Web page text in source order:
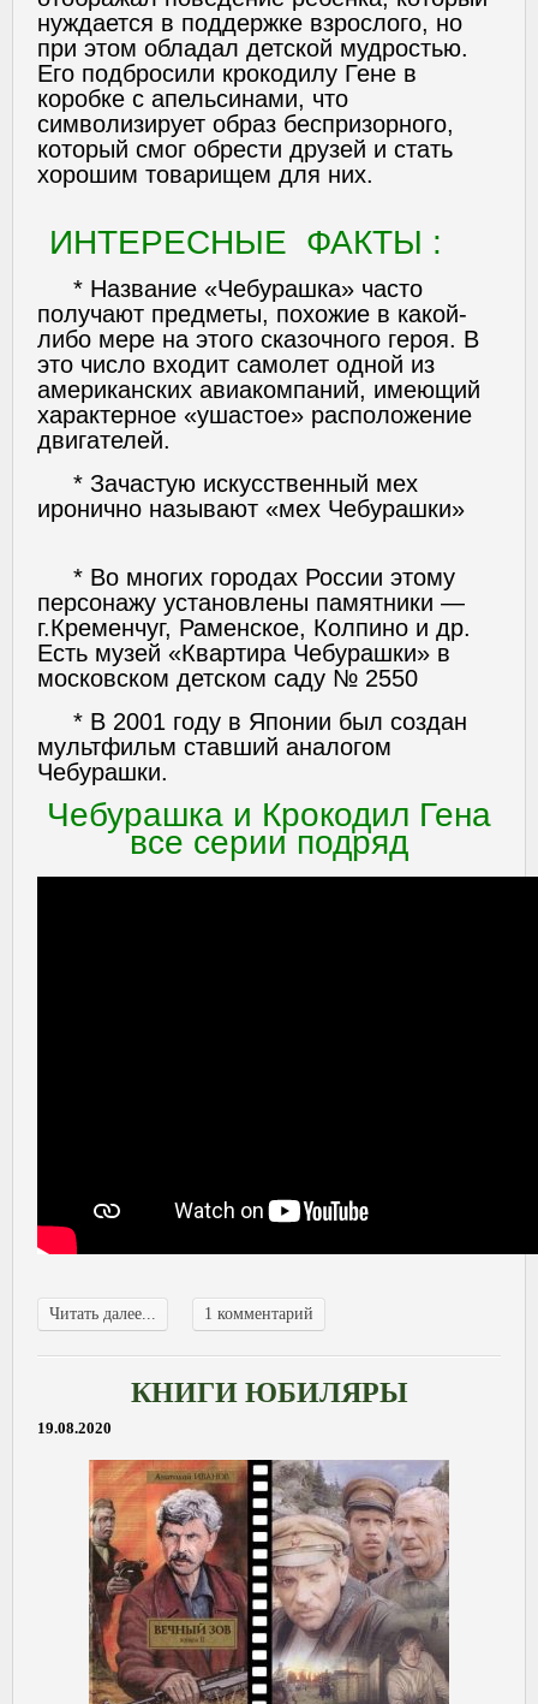
нуждается в поддержке взрослого, но
при этом обладал детской мудростью.
Его подбросили крокодилу Гене в
коробке с апельсинами, что
символизирует образ беспризорного,
который смог обрести друзей и стать
хорошим товарищем для них.
ИНТЕРЕСНЫЕ ФАКТЫ :
* Название «Чебурашка» часто
получают предметы, похожие в какой-
либо мере на этого сказочного героя. В
это число входит самолет одной из
американских авиакомпаний, имеющий
характерное «ушастое» расположение
двигателей.
* Зачастую искусственный мех
иронично называют «мех Чебурашки»
* Во многих городах России этому
персонажу установлены памятники —
г.Кременчуг, Раменское, Колпино и др.
Есть музей «Квартира Чебурашки» в
московском детском саду № 2550
* В 2001 году в Японии был создан
мультфильм ставший аналогом
Чебурашки.
Чебурашка и Крокодил Гена
все серии подряд
Читать далее... 1 комментарий
КНИГИ ЮБИЛЯРЫ
19.08.2020